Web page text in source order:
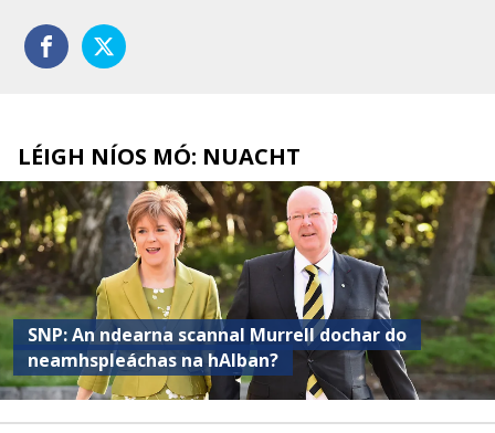
LÉIGH NÍOS MÓ: NUACHT
SNP: An ndearna scannal Murrell dochar do
neamhspleáchas na hAlban?